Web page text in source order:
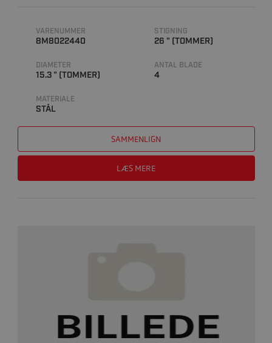
VARENUMMER
8M8022440
STIGNING
26 " (TOMMER)
DIAMETER
15.3 " (TOMMER)
ANTAL BLADE
4
MATERIALE
STÅL
SAMMENLIGN
LÆS MERE